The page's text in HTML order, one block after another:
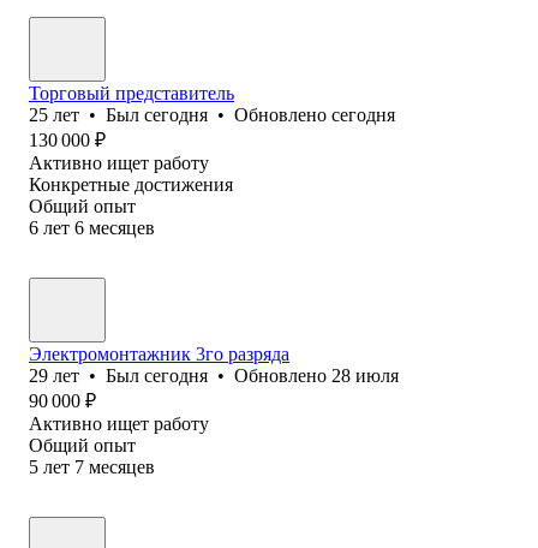
Торговый представитель
25 лет • Был сегодня • Обновлено сегодня
130 000 ₽
Активно ищет работу
Конкретные достижения
Общий опыт
6 лет 6 месяцев
Электромонтажник 3го разряда
29 лет • Был сегодня • Обновлено 28 июля
90 000 ₽
Активно ищет работу
Общий опыт
5 лет 7 месяцев